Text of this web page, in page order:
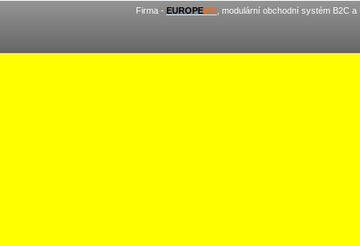
Firma - EUROPEMC , modulární obchodní systém B2C